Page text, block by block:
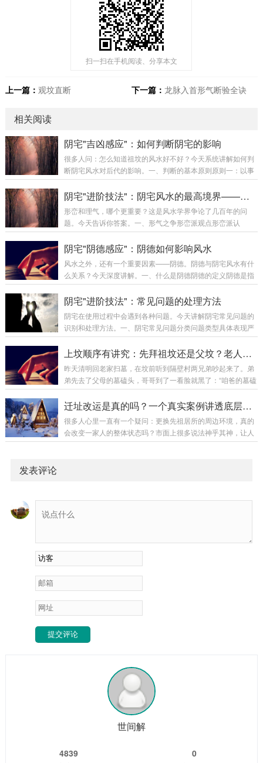
扫一扫在手机阅读、分享本文
上一篇： 观坟直断 下一篇： 龙脉入首形气断验全诀
相关阅读
阴宅"吉凶感应"：如何判断阴宅的影响
很多人问：怎么知道祖坟的风水好不好？今天系统讲解如何判
断阴宅风水对后代的影响。一、判断的基本原则原则一：以事
实为准判断阴宅风水好坏，最重要是以事实为准。好风水的事
实：家族人丁兴旺后代财运较好后代多贵人相助家族相对稳定
不稳定原则二：多代观察阴宅的影响需要多代观察，不能只看
一代。观察代数：至少观察三代最好观察五代以上观察家族整
要排除的因素：个人努力程度时代机遇社会环境教育水...
阴宅"进阶技法"：阴宅风水的最高境界——形气合一
形峦和理气，哪个更重要？这是风水学界争论了几百年的问
题。今天告诉你答案。一、形气之争形峦派观点形峦派认
为：“峦头为体，理气为用。”核心观点：峦头是根本，没有好
峦头，理气再好也无用只要峦头好，即使理气一般，也能有不
为主，峦头为辅。”核心观点：理气决定吉凶，峦头只是辅助只
要理气好，即使峦头一般，也能有好的效果峦头只是理气的载
可。”核心观点：形峦和理气同等重要，缺一不可形峦...
阴宅"阴德感应"：阴德如何影响风水
风水之外，还有一个重要因素——阴德。阴德与阴宅风水有什
么关系？今天深度讲解。一、什么是阴德阴德的定义阴德是指
在暗中行善、不图回报的德行。阴德的特征：不为人知的善行
不求回报的付出积德行善的行为对祖先和后代的福报阴德与阳
阴德暗中行善，无名回报荫及子孙二、阴德如何影响阴宅阴德
是风水的催化剂阴德不能替代风水，但可以增强风水效果。阴
无好效果受限无一般效果一般阴德的积累方式祖先积阴...
阴宅"进阶技法"：常见问题的处理方法
阴宅在使用过程中会遇到各种问题。今天讲解阴宅常见问题的
识别和处理方法。一、阴宅常见问题分类问题类型具体表现严
重程度结构问题墓碑倾斜、裂缝中等环境问题杂草丛生、水浸
视情况气场问题气场下降、异象较重周边问题新建建筑、道路
问题一：墓碑倾斜原因：地基不稳水土流失年久失修处理方
法：扶正墓碑加固地基解决水土流失问题问题二：墓碑裂缝原
大裂缝：更换墓碑定期检查维护问题三：墓碑字迹模糊原...
上坟顺序有讲究：先拜祖坟还是父坟？老人说拜错损三代福运，真不是迷信
昨天清明回老家扫墓，在坟前听到隔壁村两兄弟吵起来了。弟
弟先去了父母的墓磕头，哥哥到了一看脸就黑了：“咱爸的墓磕
完了？祖坟还没去呢！”弟弟觉得哥哥小题大做：“爸妈近，肯
定先拜爸妈啊，祖坟又跑不掉。”哥哥急得跺脚：“你懂什么！
人不欢而散。这个问题我相信很多人心里都有疑惑：先拜祖坟
还是先拜父坟？老人说的"拜错损三代"到底是真有其事，还是
迁址改运是真的吗？一个真实案例讲透底层逻辑
很多人心里一直有一个疑问：更换先祖居所的周边环境，真的
会改变一家人的整体状态吗？市面上很多说法神乎其神，让人
分不清是玄学还是规律。环境塑造气场，气场影响人心，人心
庭运势低迷，未必是不努力生活中很无奈的一种现象：有的家
庭，全员勤恳踏实、拼命打拼，做人做事都无可挑剔，...
发表评论
提交评论
世间解
4839 0